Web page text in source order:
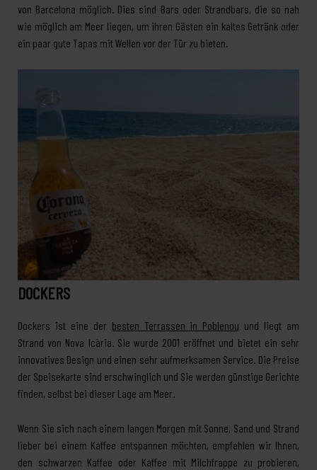
von Barcelona möglich. Dies sind Bars oder Strandbars, die so nah
wie möglich am Meer liegen, um ihren Gästen ein kaltes Getränk oder
ein paar gute Tapas mit Wellen vor der Tür zu bieten.
DOCKERS
Dockers ist eine der besten Terrassen in Poblenou und liegt am
Strand von Nova Icària. Sie wurde 2001 eröffnet und bietet ein sehr
innovatives Design und einen sehr aufmerksamen Service. Die Preise
der Speisekarte sind erschwinglich und Sie werden günstige Gerichte
finden, selbst bei dieser Lage am Meer.
Wenn Sie sich nach einem langen Morgen mit Sonne, Sand und Strand
lieber bei einem Kaffee entspannen möchten, empfehlen wir Ihnen,
den schwarzen Kaffee oder Kaffee mit Milchfrappe zu probieren,